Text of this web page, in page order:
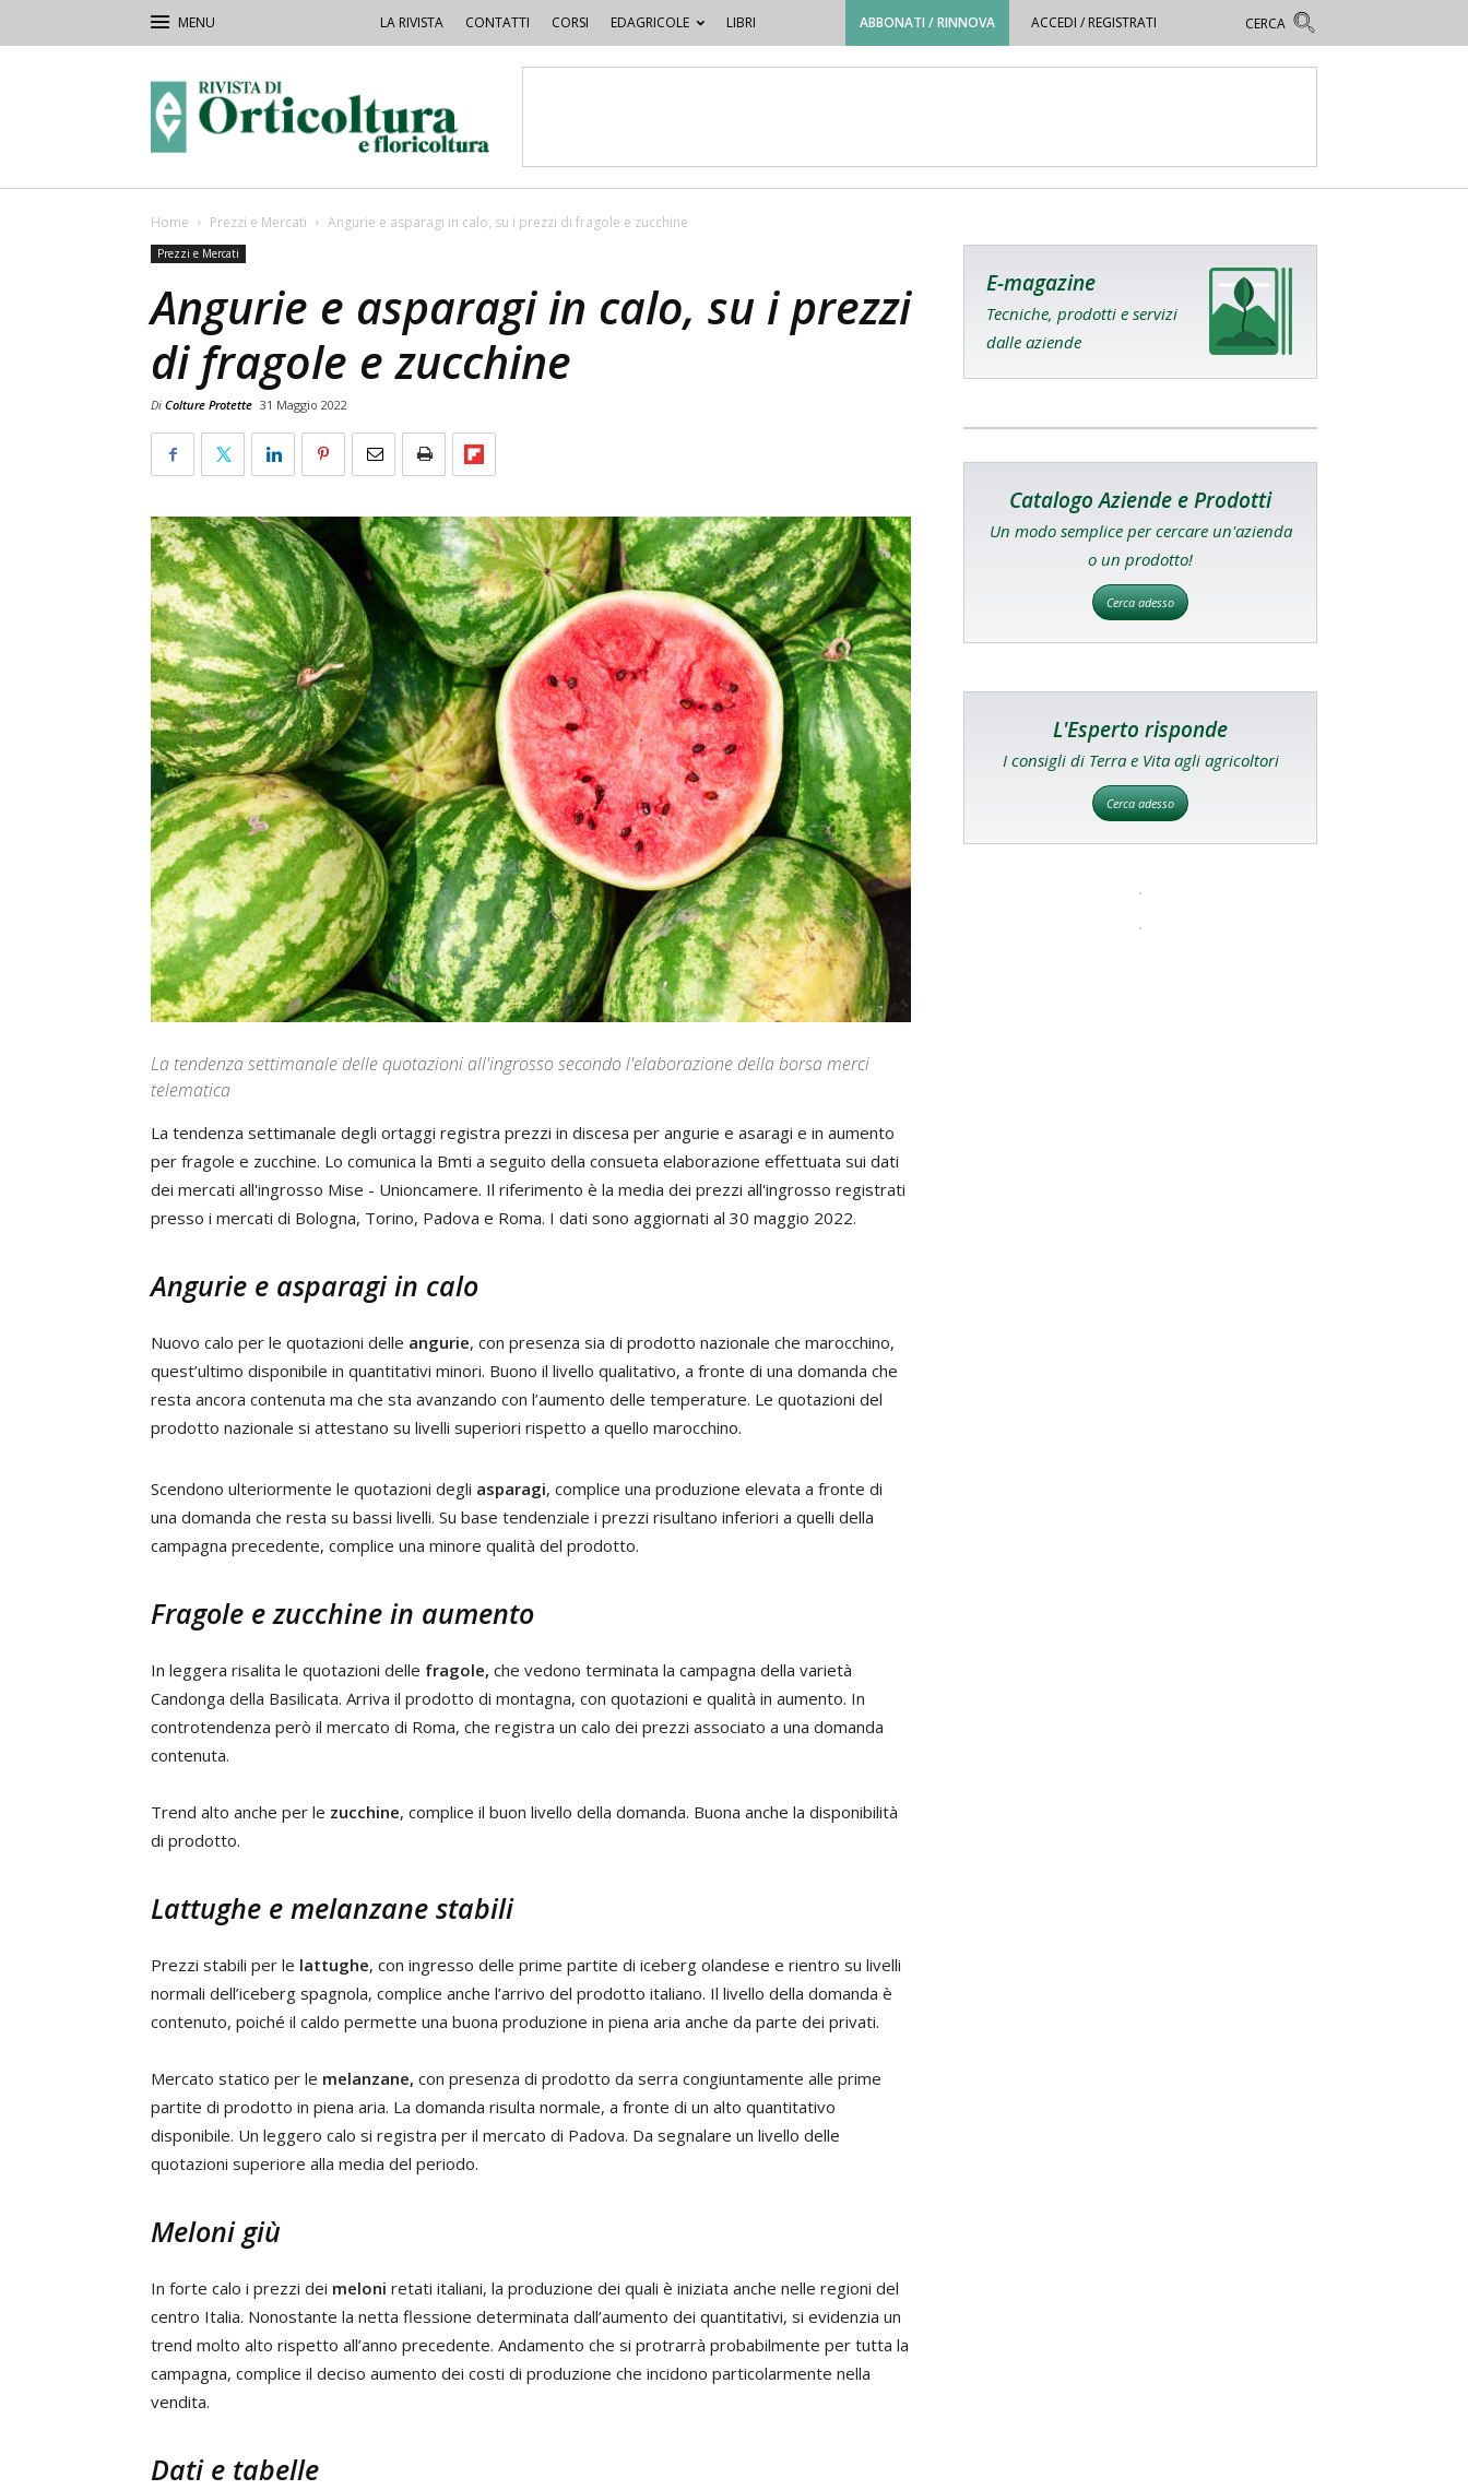
LA RIVISTA CONTATTI CORSI EDAGRICOLE LIBRI ABBONATI / RINNOVA ACCEDI / REGISTRATI
Orticoltura
Home Prezzi e Mercati Angurie e asparagi in calo, su i prezzi di fragole e zucchine
Prezzi e Mercati
Angurie e asparagi in calo, su i prezzi
di fragole e zucchine
Di Colture Protette 31 Maggio 2022
La tendenza settimanale delle quotazioni all'ingrosso secondo l'elaborazione della borsa merci
telematica
La tendenza settimanale degli ortaggi registra prezzi in discesa per angurie e asaragi e in aumento
per fragole e zucchine. Lo comunica la Bmti a seguito della consueta elaborazione effettuata sui dati
dei mercati all'ingrosso Mise - Unioncamere. Il riferimento è la media dei prezzi all'ingrosso registrati
presso i mercati di Bologna, Torino, Padova e Roma. I dati sono aggiornati al 30 maggio 2022.
Angurie e asparagi in calo
Nuovo calo per le quotazioni delle angurie, con presenza sia di prodotto nazionale che marocchino,
quest’ultimo disponibile in quantitativi minori. Buono il livello qualitativo, a fronte di una domanda che
resta ancora contenuta ma che sta avanzando con l’aumento delle temperature. Le quotazioni del
prodotto nazionale si attestano su livelli superiori rispetto a quello marocchino.
Scendono ulteriormente le quotazioni degli asparagi, complice una produzione elevata a fronte di
una domanda che resta su bassi livelli. Su base tendenziale i prezzi risultano inferiori a quelli della
campagna precedente, complice una minore qualità del prodotto.
Fragole e zucchine in aumento
In leggera risalita le quotazioni delle fragole, che vedono terminata la campagna della varietà
Candonga della Basilicata. Arriva il prodotto di montagna, con quotazioni e qualità in aumento. In
controtendenza però il mercato di Roma, che registra un calo dei prezzi associato a una domanda
contenuta.
Trend alto anche per le zucchine, complice il buon livello della domanda. Buona anche la disponibilità
di prodotto.
Lattughe e melanzane stabili
Prezzi stabili per le lattughe, con ingresso delle prime partite di iceberg olandese e rientro su livelli
normali dell’iceberg spagnola, complice anche l’arrivo del prodotto italiano. Il livello della domanda è
contenuto, poiché il caldo permette una buona produzione in piena aria anche da parte dei privati.
Mercato statico per le melanzane, con presenza di prodotto da serra congiuntamente alle prime
partite di prodotto in piena aria. La domanda risulta normale, a fronte di un alto quantitativo
disponibile. Un leggero calo si registra per il mercato di Padova. Da segnalare un livello delle
quotazioni superiore alla media del periodo.
Meloni giù
In forte calo i prezzi dei meloni retati italiani, la produzione dei quali è iniziata anche nelle regioni del
centro Italia. Nonostante la netta flessione determinata dall’aumento dei quantitativi, si evidenzia un
trend molto alto rispetto all’anno precedente. Andamento che si protrarrà probabilmente per tutta la
campagna, complice il deciso aumento dei costi di produzione che incidono particolarmente nella
vendita.
Dati e tabelle
E-magazine
Tecniche, prodotti e servizi
dalle aziende
Catalogo Aziende e Prodotti
Un modo semplice per cercare un'azienda
o un prodotto!
Cerca adesso
L'Esperto risponde
I consigli di Terra e Vita agli agricoltori
Cerca adesso